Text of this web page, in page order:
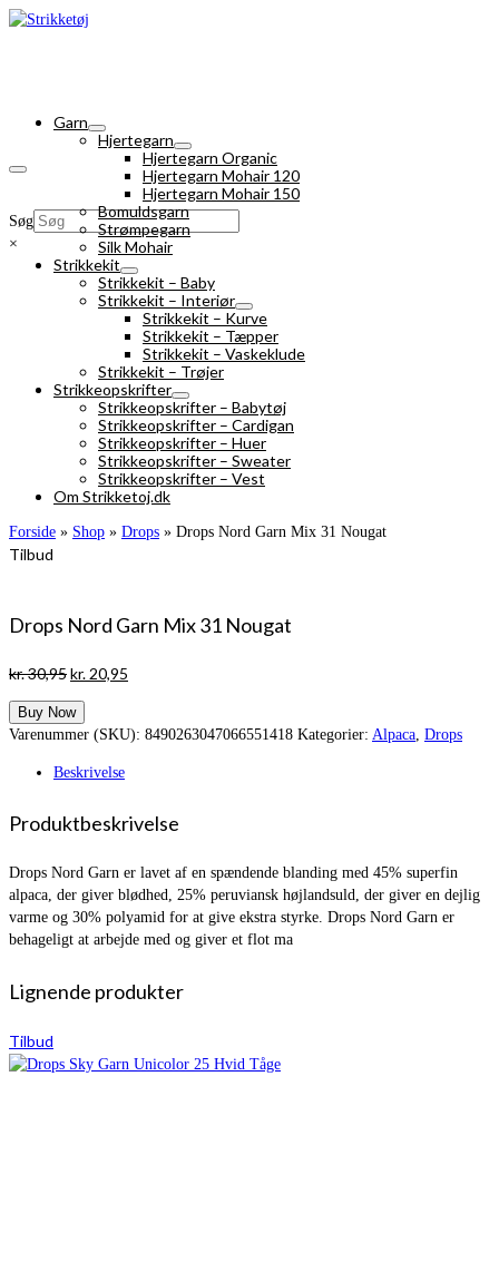
Søg
×
Garn
Hjertegarn
Hjertegarn Organic
Hjertegarn Mohair 120
Hjertegarn Mohair 150
Bomuldsgarn
Strømpegarn
Silk Mohair
Strikkekit
Strikkekit – Baby
Strikkekit – Interiør
Strikkekit – Kurve
Strikkekit – Tæpper
Strikkekit – Vaskeklude
Strikkekit – Trøjer
Strikkeopskrifter
Strikkeopskrifter – Babytøj
Strikkeopskrifter – Cardigan
Strikkeopskrifter – Huer
Strikkeopskrifter – Sweater
Strikkeopskrifter – Vest
Om Strikketoj.dk
Forside » Shop » Drops » Drops Nord Garn Mix 31 Nougat
Tilbud
Drops Nord Garn Mix 31 Nougat
kr.30,95Den
pris
var:
kr. 20,95
er:
Buy Now
Varenummer (SKU): 8490263047066551418 Kategorier: Alpaca, Drops
Beskrivelse
Produktbeskrivelse
Drops Nord Garn er lavet af en spændende blanding med 45% superfin
alpaca, der giver blødhed, 25% peruviansk højlandsuld, der giver en dejlig
varme og 30% polyamid for at give ekstra styrke. Drops Nord Garn er
behageligt at arbejde med og giver et flot ma
Lignende produkter
Tilbud